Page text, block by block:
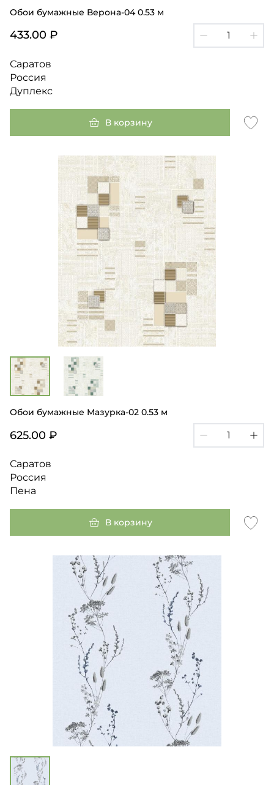
Обои бумажные Верона-04 0.53 м
433.00 ₽
Саратов
Россия
Дуплекс
В корзину
Обои бумажные Мазурка-02 0.53 м
625.00 ₽
Саратов
Россия
Пена
В корзину